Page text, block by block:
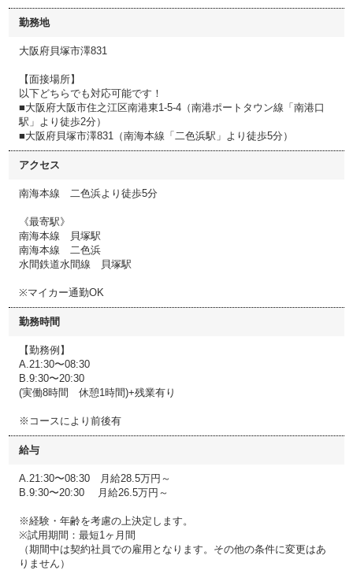
勤務地
大阪府貝塚市澤831
【面接場所】
以下どちらでも対応可能です！
■大阪府大阪市住之江区南港東1-5-4（南港ポートタウン線「南港口
駅」より徒歩2分）
■大阪府貝塚市澤831（南海本線「二色浜駅」より徒歩5分）
アクセス
南海本線 二色浜より徒歩5分
《最寄駅》
南海本線 貝塚駅
南海本線 二色浜
水間鉄道水間線 貝塚駅
※マイカー通勤OK
勤務時間
【勤務例】
A.21:30〜08:30
B.9:30〜20:30
(実働8時間 休憩1時間)+残業有り
※コースにより前後有
給与
A.21:30〜08:30 月給28.5万円～
B.9:30〜20:30 月給26.5万円～
※経験・年齢を考慮の上決定します。
※試⽤期間：最短1ヶ⽉間
（期間中は契約社員での雇⽤となります。その他の条件に変更はあ
りません）